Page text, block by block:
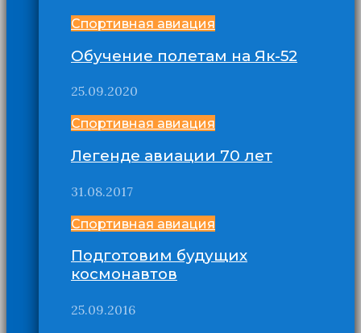
Спортивная авиация
Обучение полетам на Як-52
25.09.2020
Спортивная авиация
Легенде авиации 70 лет
31.08.2017
Спортивная авиация
Подготовим будущих
космонавтов
25.09.2016